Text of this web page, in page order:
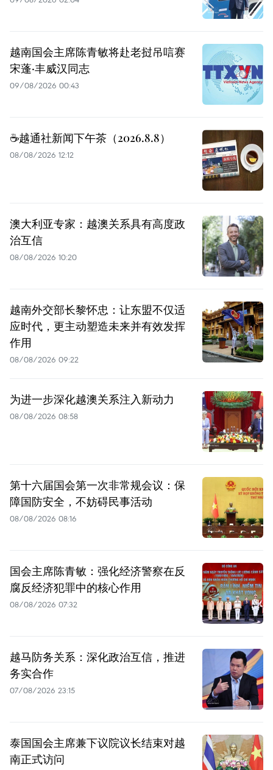
越南国会主席陈青敏将赴老挝吊唁赛
宋蓬·丰威汉同志
09/08/2026 00:43
☕️越通社新闻下午茶（2026.8.8）
08/08/2026 12:12
澳大利亚专家：越澳关系具有高度政
治互信
08/08/2026 10:20
越南外交部长黎怀忠：让东盟不仅适
应时代，更主动塑造未来并有效发挥
作用
08/08/2026 09:22
为进一步深化越澳关系注入新动力
08/08/2026 08:58
第十六届国会第一次非常规会议：保
障国防安全，不妨碍民事活动
08/08/2026 08:16
国会主席陈青敏：强化经济警察在反
腐反经济犯罪中的核心作用
08/08/2026 07:32
越马防务关系：深化政治互信，推进
务实合作
07/08/2026 23:15
泰国国会主席兼下议院议长结束对越
南正式访问